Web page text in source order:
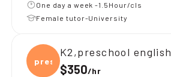
One day a week -1.5Hour/cls
Female tutor-University
presc
K2,preschool english
$350/hr